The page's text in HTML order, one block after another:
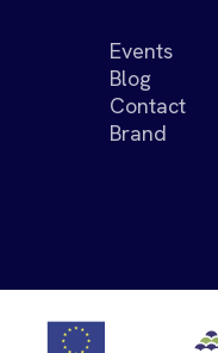
Events
Blog
Contact
Brand